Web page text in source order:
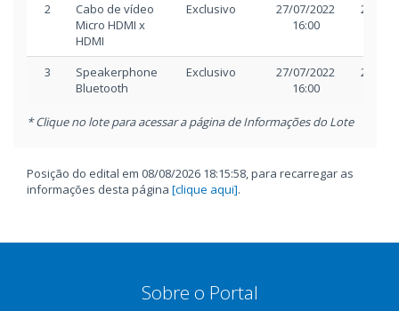
2
Cabo de vídeo
Micro HDMI x
HDMI
Exclusivo
27/07/2022
16:00
27/07/
3
Speakerphone
Bluetooth
Exclusivo
27/07/2022
16:00
27/07/
* Clique no lote para acessar a página de Informações do Lote
Posição do edital em 08/08/2026 18:15:58, para recarregar as
informações desta página [clique aqui].
Sobre o Portal